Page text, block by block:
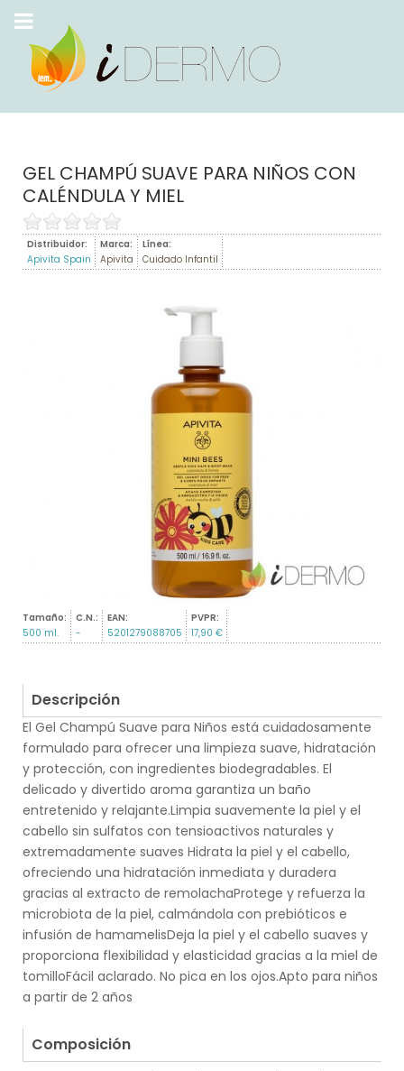
GEL CHAMPÚ SUAVE PARA NIÑOS CON
CALÉNDULA Y MIEL
Distribuidor:
Apivita Spain
Marca:
Apivita
Línea:
Cuidado Infantil
Tamaño:
500 ml.
C.N.:
-
EAN:
5201279088705
PVPR:
17,90 €
Descripción
El Gel Champú Suave para Niños está cuidadosamente
formulado para ofrecer una limpieza suave, hidratación
y protección, con ingredientes biodegradables. El
delicado y divertido aroma garantiza un baño
entretenido y relajante.Limpia suavemente la piel y el
cabello sin sulfatos con tensioactivos naturales y
extremadamente suaves Hidrata la piel y el cabello,
ofreciendo una hidratación inmediata y duradera
gracias al extracto de remolachaProtege y refuerza la
microbiota de la piel, calmándola con prebióticos e
infusión de hamamelisDeja la piel y el cabello suaves y
proporciona flexibilidad y elasticidad gracias a la miel de
tomilloFácil aclarado. No pica en los ojos.Apto para niños
a partir de 2 años
Composición